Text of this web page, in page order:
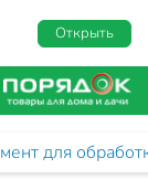
Открыть
для